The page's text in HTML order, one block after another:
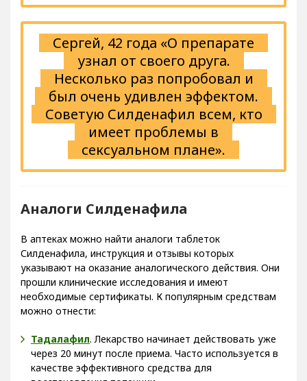
Сергей, 42 года «О препарате
узнал от своего друга.
Несколько раз попробовал и
был очень удивлен эффектом.
Советую Силденафил всем, кто
имеет проблемы в
сексуальном плане».
Аналоги Силденафила
В аптеках можно найти аналоги таблеток
Силденафила, инструкция и отзывы которых
указывают на оказание аналогического действия. Они
прошли клинические исследования и имеют
необходимые сертификаты. К популярным средствам
можно отнести:
Тадалафил. Лекарство начинает действовать уже
через 20 минут после приема. Часто используется в
качестве эффективного средства для